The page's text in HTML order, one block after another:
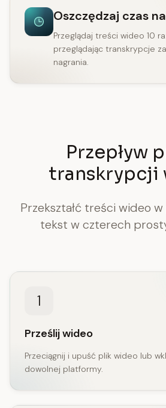
Oszczędzaj czas
Przeglądaj treści wideo 10
przeglądając transkrypcje
nagrania.
Przepływ
transkrypcji
Przekształć treści wideo
tekst w czterech
1
Prześlij wideo
Przeciągnij i upuść plik wideo lub
dowolnej platformy.